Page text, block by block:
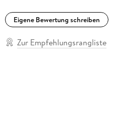
Eigene Bewertung schreiben
Zur Empfehlungsrangliste